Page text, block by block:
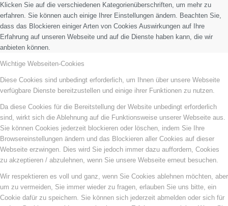
Klicken Sie auf die verschiedenen Kategorienüberschriften, um mehr zu
erfahren. Sie können auch einige Ihrer Einstellungen ändern. Beachten Sie,
dass das Blockieren einiger Arten von Cookies Auswirkungen auf Ihre
Erfahrung auf unseren Webseite und auf die Dienste haben kann, die wir
anbieten können.
Wichtige Webseiten-Cookies
Diese Cookies sind unbedingt erforderlich, um Ihnen über unsere Webseite
verfügbare Dienste bereitzustellen und einige ihrer Funktionen zu nutzen.
Da diese Cookies für die Bereitstellung der Website unbedingt erforderlich
sind, wirkt sich die Ablehnung auf die Funktionsweise unserer Webseite aus.
Sie können Cookies jederzeit blockieren oder löschen, indem Sie Ihre
Browsereinstellungen ändern und das Blockieren aller Cookies auf dieser
Webseite erzwingen. Dies wird Sie jedoch immer dazu auffordern, Cookies
zu akzeptieren / abzulehnen, wenn Sie unsere Webseite erneut besuchen.
Wir respektieren es voll und ganz, wenn Sie Cookies ablehnen möchten, aber
um zu vermeiden, Sie immer wieder zu fragen, erlauben Sie uns bitte, ein
Cookie dafür zu speichern. Sie können sich jederzeit abmelden oder sich für